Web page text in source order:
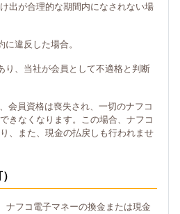
出が合理的な期間内になされない場
に違反した場合。
り、当社が会員として不適格と判断
会員資格は喪失され、一切のナフコ
きなくなります。この場合、ナフコ
、また、現金の払戻しも行われませ
ナフコ電子マネーの換金または現金